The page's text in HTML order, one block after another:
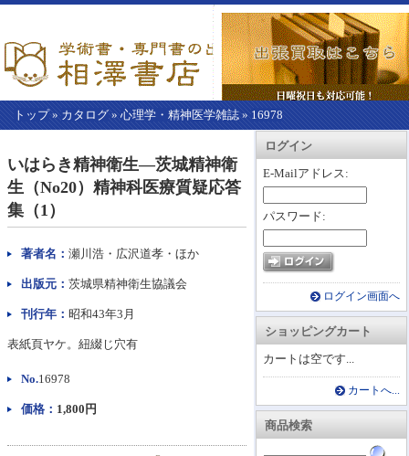
トップ» カタログ » 心理学・精神医学雑誌 » 16978
カートを見る
ログイン
E-Mailアドレス:
パスワード:
ログイン画面へ
ショッピングカート
カートは空です...
カートへ...
商品検索
か
ら
本
文】
いはらき精神衛生―茨城精神衛
生（No20）精神科医療質疑応答
集（1）
著者名： 瀬川浩・広沢道孝・ほか
出版元： 茨城県精神衛生協議会
刊行年： 昭和43年3月
表紙頁ヤケ。紐綴じ穴有
No.16978
価格： 1,800円